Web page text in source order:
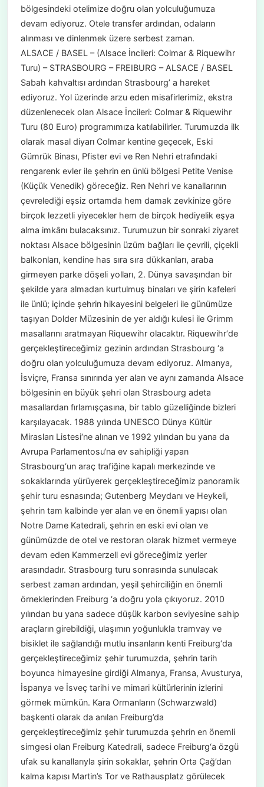
bölgesindeki otelimize doğru olan yolculuğumuza
devam ediyoruz. Otele transfer ardından, odaların
alınması ve dinlenmek üzere serbest zaman.
ALSACE / BASEL – (Alsace İncileri: Colmar & Riquewihr
Turu) – STRASBOURG – FREIBURG – ALSACE / BASEL
Sabah kahvaltısı ardından Strasbourg’ a hareket
ediyoruz. Yol üzerinde arzu eden misafirlerimiz, ekstra
düzenlenecek olan Alsace İncileri: Colmar & Riquewihr
Turu (80 Euro) programımıza katılabilirler. Turumuzda ilk
olarak masal diyarı Colmar kentine geçecek, Eski
Gümrük Binası, Pfister evi ve Ren Nehri etrafındaki
rengarenk evler ile şehrin en ünlü bölgesi Petite Venise
(Küçük Venedik) göreceğiz. Ren Nehri ve kanallarının
çevrelediği eşsiz ortamda hem damak zevkinize göre
birçok lezzetli yiyecekler hem de birçok hediyelik eşya
alma imkânı bulacaksınız. Turumuzun bir sonraki ziyaret
noktası Alsace bölgesinin üzüm bağları ile çevrili, çiçekli
balkonları, kendine has sıra sıra dükkanları, araba
girmeyen parke döşeli yolları, 2. Dünya savaşından bir
şekilde yara almadan kurtulmuş binaları ve şirin kafeleri
ile ünlü; içinde şehrin hikayesini belgeleri ile günümüze
taşıyan Dolder Müzesinin de yer aldığı kulesi ile Grimm
masallarını aratmayan Riquewihr olacaktır. Riquewihr‘de
gerçekleştireceğimiz gezinin ardından Strasbourg ‘a
doğru olan yolculuğumuza devam ediyoruz. Almanya,
İsviçre, Fransa sınırında yer alan ve aynı zamanda Alsace
bölgesinin en büyük şehri olan Strasbourg adeta
masallardan fırlamışçasına, bir tablo güzelliğinde bizleri
karşılayacak. 1988 yılında UNESCO Dünya Kültür
Mirasları Listesi‘ne alınan ve 1992 yılından bu yana da
Avrupa Parlamentosu‘na ev sahipliği yapan
Strasbourg‘un araç trafiğine kapalı merkezinde ve
sokaklarında yürüyerek gerçekleştireceğimiz panoramik
şehir turu esnasında; Gutenberg Meydanı ve Heykeli,
şehrin tam kalbinde yer alan ve en önemli yapısı olan
Notre Dame Katedrali, şehrin en eski evi olan ve
günümüzde de otel ve restoran olarak hizmet vermeye
devam eden Kammerzell evi göreceğimiz yerler
arasındadır. Strasbourg turu sonrasında sunulacak
serbest zaman ardından, yeşil şehirciliğin en önemli
örneklerinden Freiburg ‘a doğru yola çıkıyoruz. 2010
yılından bu yana sadece düşük karbon seviyesine sahip
araçların girebildiği, ulaşımın yoğunlukla tramvay ve
bisiklet ile sağlandığı mutlu insanların kenti Freiburg‘da
gerçekleştireceğimiz şehir turumuzda, şehrin tarih
boyunca himayesine girdiği Almanya, Fransa, Avusturya,
İspanya ve İsveç tarihi ve mimari kültürlerinin izlerini
görmek mümkün. Kara Ormanların (Schwarzwald)
başkenti olarak da anılan Freiburg’da
gerçekleştireceğimiz şehir turumuzda şehrin en önemli
simgesi olan Freiburg Katedrali, sadece Freiburg‘a özgü
ufak su kanallarıyla şirin sokaklar, şehrin Orta Çağ’dan
kalma kapısı Martin’s Tor ve Rathausplatz görülecek